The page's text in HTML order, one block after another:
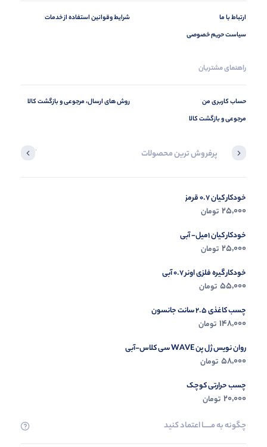
ارتباط با ما
سیاست حریم خصوصی
شرایط وقوانین استفاده از خدمات
راهنمای مشتریان
حساب کاربری من
مرجوعی و بازگشت کالا
روش های ارسال، مرجوعی و بازگشت کالا
پرفروش ترین محصولات آخرین
خودکار کیان 0.7 قرمز
25,000 تومان
خودکار کیان 1میل- آبی
25,000 تومان
خودکار گیره فلزی اونر 0.7 آبی
55,000 تومان
چسب کاغذی 2.5 سانت جانسون
148,000 تومان
روان نویس ژل پن WAVE سی کلاس-آبی
58,000 تومان
چسب حرارتی کوچک
20,000 تومان
چگونه به مــــــا اعتماد کنید